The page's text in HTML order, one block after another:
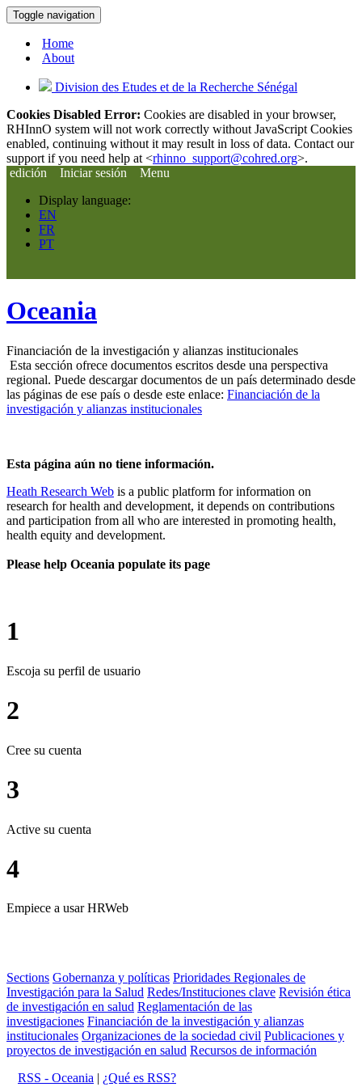
Toggle navigation
Home
About
Division des Etudes et de la Recherche Sénégal
Cookies Disabled Error: Cookies are disabled in your browser,
RHInnO system will not work correctly without JavaScript Cookies
enabled, continuing without it may result in loss of data. Contact our
support if you need help at <rhinno_support@cohred.org>.
edición
Iniciar sesión
Menu
Display language:
EN
FR
PT
Oceania
Financiación de la investigación y alianzas institucionales
Esta sección ofrece documentos escritos desde una perspectiva
regional. Puede descargar documentos de un país determinado desde
las páginas de ese país o desde este enlace: Financiación de la
investigación y alianzas institucionales
Esta página aún no tiene información.
Heath Research Web is a public platform for information on
research for health and development, it depends on contributions
and participation from all who are interested in promoting health,
health equity and development.
Please help Oceania populate its page
1
Escoja su perfil de usuario
2
Cree su cuenta
3
Active su cuenta
4
Empiece a usar HRWeb
Sections Gobernanza y políticas Prioridades Regionales de
Investigación para la Salud Redes/Instituciones clave Revisión ética
de investigación en salud Reglamentación de las
investigaciones Financiación de la investigación y alianzas
institucionales Organizaciones de la sociedad civil Publicaciones y
proyectos de investigación en salud Recursos de información
RSS - Oceania | ¿Qué es RSS?